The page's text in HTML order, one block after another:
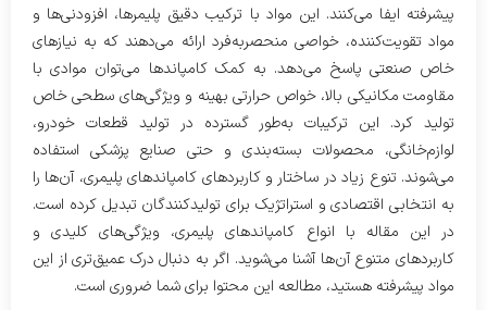
پیشرفته ایفا می‌کنند. این مواد با ترکیب دقیق پلیمرها، افزودنی‌ها و
مواد تقویت‌کننده، خواصی منحصر‌به‌فرد ارائه می‌دهند که به نیازهای
خاص صنعتی پاسخ می‌دهد. به کمک کامپاندها می‌توان موادی با
مقاومت مکانیکی بالا، خواص حرارتی بهینه و ویژگی‌های سطحی خاص
تولید کرد. این ترکیبات به‌طور گسترده در تولید قطعات خودرو،
لوازم‌خانگی، محصولات بسته‌بندی و حتی صنایع پزشکی استفاده
می‌شوند. تنوع زیاد در ساختار و کاربردهای کامپاندهای پلیمری، آن‌ها را
به انتخابی اقتصادی و استراتژیک برای تولیدکنندگان تبدیل کرده است.
در این مقاله با انواع کامپاندهای پلیمری، ویژگی‌های کلیدی و
کاربردهای متنوع آن‌ها آشنا می‌شوید. اگر به دنبال درک عمیق‌تری از این
مواد پیشرفته هستید، مطالعه این محتوا برای شما ضروری است.